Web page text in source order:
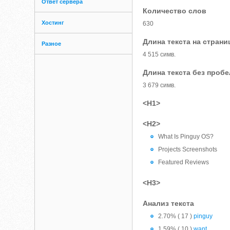
Ответ сервера
Хостинг
Разное
Количество слов
630
Длина текста на
4 515 симв.
Длина текста без
3 679 симв.
<H1>
<H2>
What Is Pinguy OS?
Projects Screenshots
Featured Reviews
<H3>
Анализ текста
2.70% ( 17 )pinguy